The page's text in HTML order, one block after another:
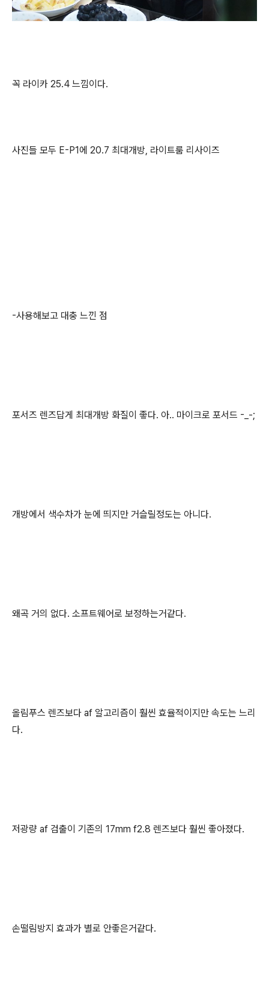
꼭 라이카 25.4 느낌이다.
사진들 모두 E-P1에 20.7 최대개방, 라이트룸 리사이즈
-사용해보고 대충 느낀 점
포서즈 렌즈답게 최대개방 화질이 좋다. 아.. 마이크로 포서드 -_-;
개방에서 색수차가 눈에 띄지만 거슬릴정도는 아니다.
왜곡 거의 없다. 소프트웨어로 보정하는거같다.
올림푸스 렌즈보다 af 알고리즘이 훨씬 효율적이지만 속도는 느리
다.
저광량 af 검출이 기존의 17mm f2.8 렌즈보다 훨씬 좋아졌다.
손떨림방지 효과가 별로 안좋은거같다.